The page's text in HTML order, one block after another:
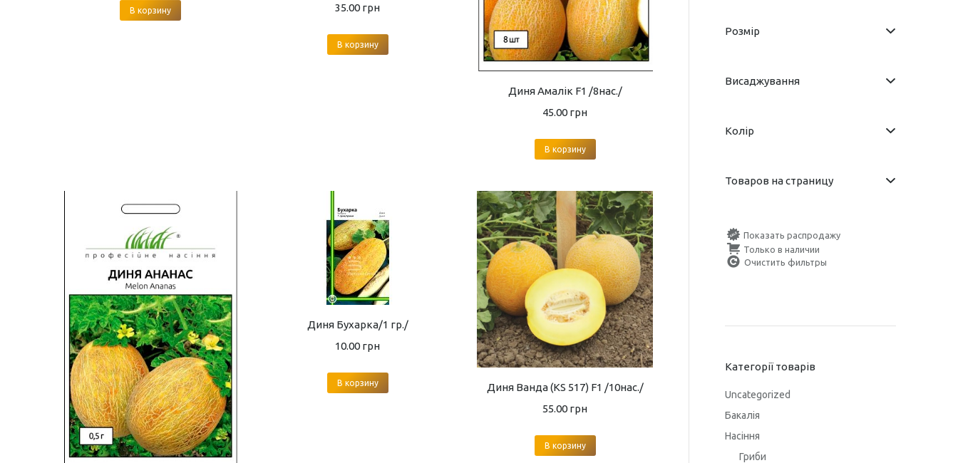
В корзину
35.00 грн
В корзину
Диня Амалік F1 /8нас./
45.00 грн
В корзину
Диня Бухарка/1 гр./
10.00 грн
В корзину
Диня Ванда (KS 517) F1 /10нас./
55.00 грн
В корзину
Розмір
Висаджування
Колір
Товаров на страницу
Показать распродажу
Только в наличии
Очистить фильтры
Категорії товарів
Uncategorized
Бакалія
Насіння
Гриби